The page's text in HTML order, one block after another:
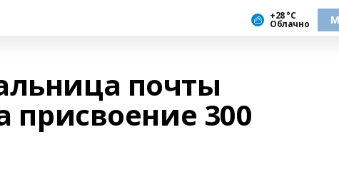
+28 °С
Облачно
почты
присвоение 300